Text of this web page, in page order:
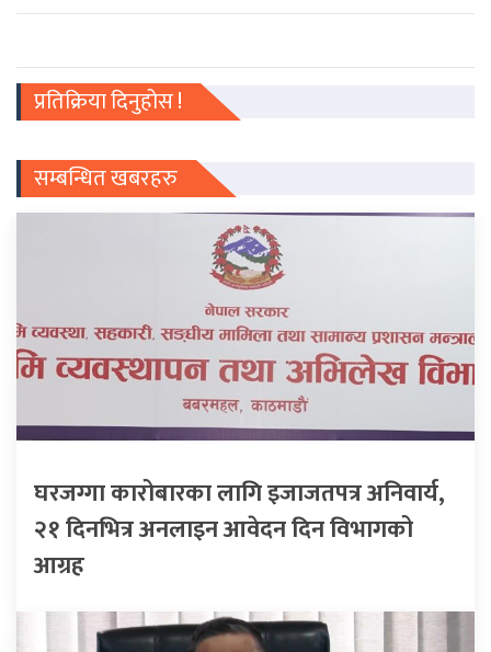
प्रतिक्रिया दिनुहोस !
सम्बन्धित खबरहरु
घरजग्गा कारोबारका लागि इजाजतपत्र अनिवार्य,
२१ दिनभित्र अनलाइन आवेदन दिन विभागको
आग्रह